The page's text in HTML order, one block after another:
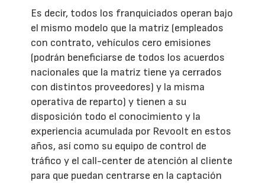
Es decir, todos los franquiciados operan bajo
el mismo modelo que la matriz (empleados
con contrato, vehículos cero emisiones
(podrán beneficiarse de todos los acuerdos
nacionales que la matriz tiene ya cerrados
con distintos proveedores) y la misma
operativa de reparto) y tienen a su
disposición todo el conocimiento y la
experiencia acumulada por Revoolt en estos
años, así como su equipo de control de
tráfico y el call-center de atención al cliente
para que puedan centrarse en la captación